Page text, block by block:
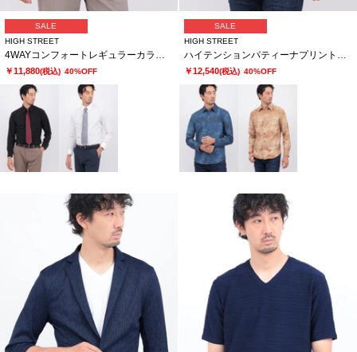
SALE
HIGH STREET
4WAYコンフォートレギュラーカラーシャツ
￥11,880(税込) 40%OFF
SALE
HIGH STREET
ハイテンションパティーナプリントシャツ
￥12,540(税込) 40%OFF